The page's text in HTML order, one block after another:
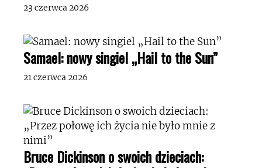
23 czerwca 2026
Samael: nowy singiel „Hail to the Sun”
21 czerwca 2026
Bruce Dickinson o swoich dzieciach: